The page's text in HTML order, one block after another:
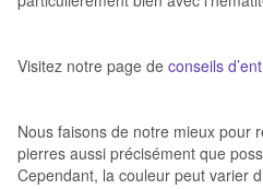
Visitez notre page de conseils
Nous faisons de notre mieux pour
pierres aussi précisément que
Cependant, la couleur peut varier